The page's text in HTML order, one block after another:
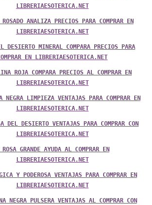
LIBRERIAESOTERICA.NET
ANALIZA PRECIOS PARA COMPRAR EN
LIBRERIAESOTERICA.NET
DESIERTO MINERAL COMPARA PRECIOS PARA
EN LIBRERIAESOTERICA.NET
ROJA COMPARA PRECIOS AL COMPRAR EN
LIBRERIAESOTERICA.NET
NEGRA LIMPIEZA VENTAJAS PARA COMPRAR EN
LIBRERIAESOTERICA.NET
DEL DESIERTO VENTAJAS PARA COMPRAR CON
LIBRERIAESOTERICA.NET
GRANDE AYUDA AL COMPRAR EN
LIBRERIAESOTERICA.NET
Y PODEROSA VENTAJAS PARA COMPRAR EN
LIBRERIAESOTERICA.NET
NEGRA PULSERA VENTAJAS AL COMPRAR CON